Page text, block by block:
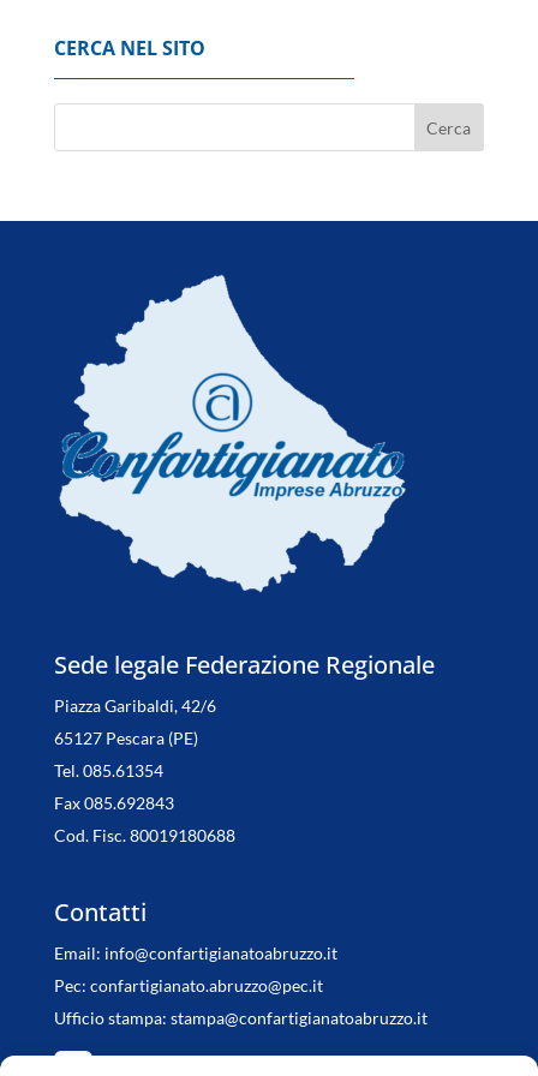
Il petrolio chiude in rialzo a New York a 77,39
6 Agosto 2026
CERCA NEL SITO
Sede legale Federazione Regionale
Piazza Garibaldi, 42/6
65127 Pescara (PE)
Tel. 085.61354
Fax 085.692843
Cod. Fisc. 80019180688
Contatti
Email: info@confartigianatoabruzzo.it
Pec: confartigianato.abruzzo@pec.it
Ufficio stampa: stampa@confartigianatoabruzzo.it